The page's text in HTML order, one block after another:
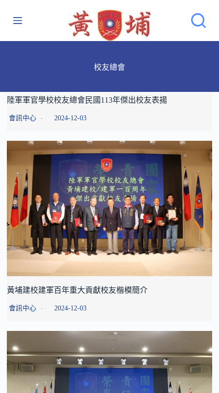
至
校友總會
陸軍軍官學校校友總會民國113年傑出校友表揚
會訊中心 2024-12-03
黃埔建校建軍百年重大貢獻校友楷模簡介
會訊中心 2024-12-03